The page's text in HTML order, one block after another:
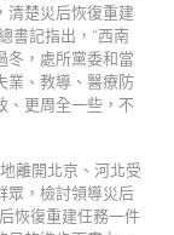
清楚災后恢復重建
書記指出，“西南
冬，處所黨委和當
業、教導、醫療防
、更周全一些，不
離開北京、河北受
眾，檢討領導災后
恢復重建任務一件